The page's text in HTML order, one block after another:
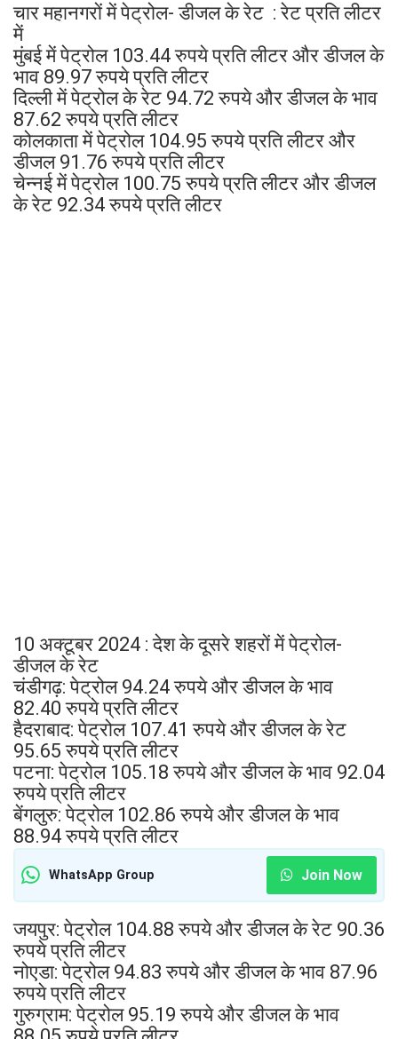
चार महानगरों में पेट्रोल- डीजल के रेट : रेट प्रति लीटर
में
मुंबई में पेट्रोल 103.44 रुपये प्रति लीटर और डीजल के
भाव 89.97 रुपये प्रति लीटर
दिल्ली में पेट्रोल के रेट 94.72 रुपये और डीजल के भाव
87.62 रुपये प्रति लीटर
कोलकाता में पेट्रोल 104.95 रुपये प्रति लीटर और
डीजल 91.76 रुपये प्रति लीटर
चेन्नई में पेट्रोल 100.75 रुपये प्रति लीटर और डीजल
के रेट 92.34 रुपये प्रति लीटर
10 अक्टूबर 2024 : देश के दूसरे शहरों में पेट्रोल-
डीजल के रेट
चंडीगढ़: पेट्रोल 94.24 रुपये और डीजल के भाव
82.40 रुपये प्रति लीटर
हैदराबाद: पेट्रोल 107.41 रुपये और डीजल के रेट
95.65 रुपये प्रति लीटर
पटना: पेट्रोल 105.18 रुपये और डीजल के भाव 92.04
रुपये प्रति लीटर
बेंगलुरु: पेट्रोल 102.86 रुपये और डीजल के भाव
88.94 रुपये प्रति लीटर
WhatsApp Group Join Now
जयपुर: पेट्रोल 104.88 रुपये और डीजल के रेट 90.36
रुपये प्रति लीटर
नोएडा: पेट्रोल 94.83 रुपये और डीजल के भाव 87.96
रुपये प्रति लीटर
गुरुग्राम: पेट्रोल 95.19 रुपये और डीजल के भाव